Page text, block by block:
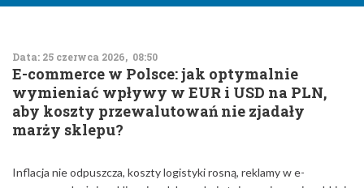
Data: 25 czerwca 2026, 08:50
E-commerce w Polsce: jak optymalnie
wymieniać wpływy w EUR i USD na PLN,
aby koszty przewalutowań nie zjadały
marży sklepu?
Inflacja nie odpuszcza, koszty logistyki rosną, reklamy w e-